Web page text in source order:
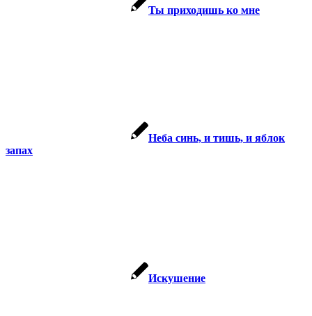
Ты приходишь ко мне
Неба синь, и тишь, и яблок
запах
Искушение